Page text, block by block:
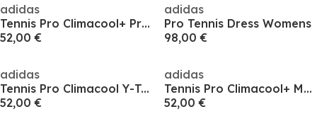
adidas
Tennis Pro Climacool+ Print Skirt Womens
52,00 €
adidas
Pro Tennis Dress Womens
98,00 €
adidas
Tennis Pro Climacool Y-Tank Top
52,00 €
adidas
Tennis Pro Climacool+ Match Tank Top
52,00 €